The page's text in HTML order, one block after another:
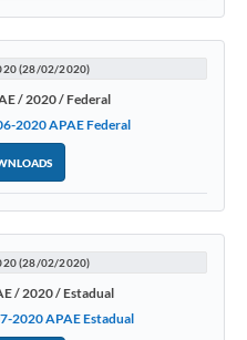
(28/02/2020)
/ 2020 / Federal
2020 APAE Federal
(28/02/2020)
/ 2020 / Estadual
2020 APAE Estadual